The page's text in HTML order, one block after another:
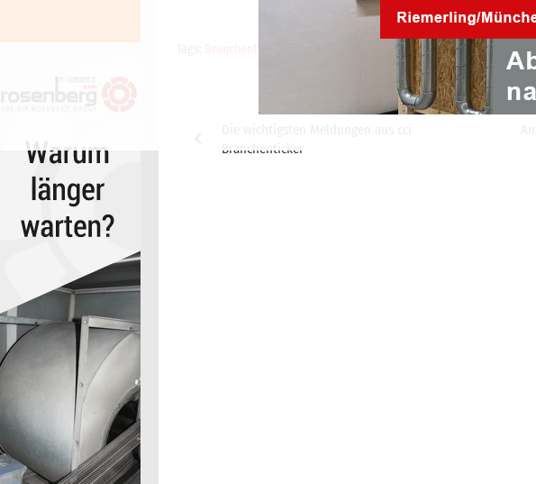
cci Branchenticker
Beitragsnavigation
Branchenticker